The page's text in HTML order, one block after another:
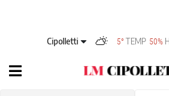
Cipolletti 5°TEMP 50%